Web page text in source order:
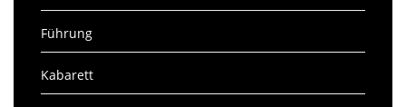
Führung
Kabarett